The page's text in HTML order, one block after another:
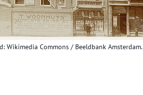
Wikimedia Commons / Beeldbank Amsterdam.